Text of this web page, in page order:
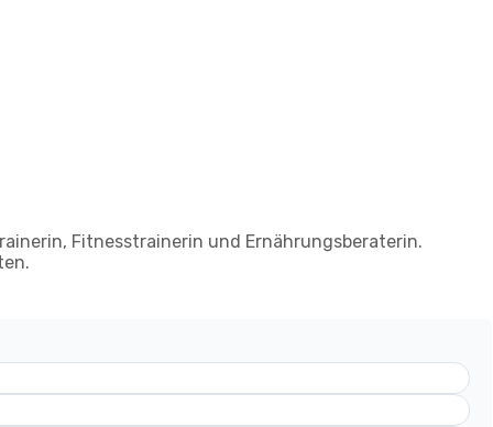
Fitnesstrainerin und Ernährungsberaterin.